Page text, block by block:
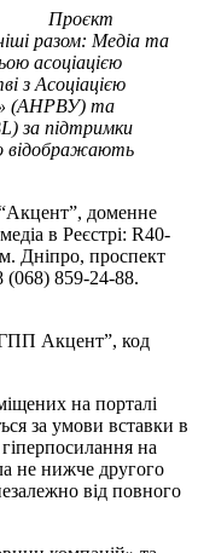
Проєкт
разом: Медіа та
асоціацією
з Асоціацією
(АНРВУ) та
за підтримки
відображають
доменне
в Реєстрі: R40-
Дніпро, проспект
859-24-88.
Акцент”, код
на порталі
за умови вставки в
на
не нижче другого
від повного